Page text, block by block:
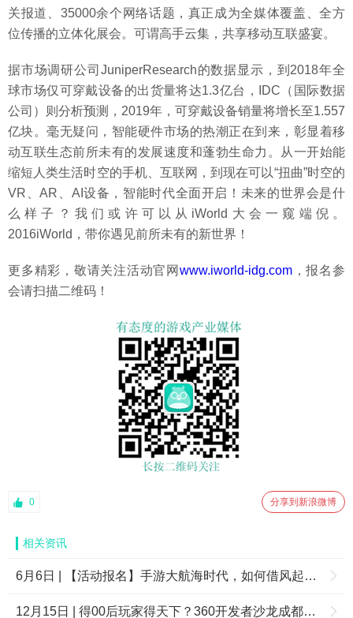
关报道、35000余个网络话题，真正成为全媒体覆盖、全方
位传播的立体化展会。可谓高手云集，共享移动互联盛宴。
据市场调研公司JuniperResearch的数据显示，到2018年全
球市场仅可穿戴设备的出货量将达1.3亿台，IDC（国际数据
公司）则分析预测，2019年，可穿戴设备销量将增长至1.557
亿块。毫无疑问，智能硬件市场的热潮正在到来，彰显着移
动互联生态前所未有的发展速度和蓬勃生命力。从一开始能
缩短人类生活时空的手机、互联网，到现在可以“扭曲”时空的
VR、AR、AI设备，智能时代全面开启！未来的世界会是什
么样子？我们或许可以从iWorld大会一窥端倪。
2016iWorld，带你遇见前所未有的新世界！
更多精彩，敬请关注活动官网 www.iworld-idg.com，报名参
会请扫描二维码！
0 分享到新浪微博
相关资讯
6月6日 | 【活动报名】手游大航海时代，如何借风起航？
12月15日 | 得00后玩家得天下？360开发者沙龙成都见！